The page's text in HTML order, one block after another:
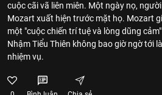
cuộc cãi vã liên miên. Một ngày nọ,
Mozart xuất hiện trước mặt họ. Mozart
một "cuộc chiến trí tuệ và lòng dũng
Nhậm Tiểu Thiên không bao giờ ngờ tới
nhiệm vụ.